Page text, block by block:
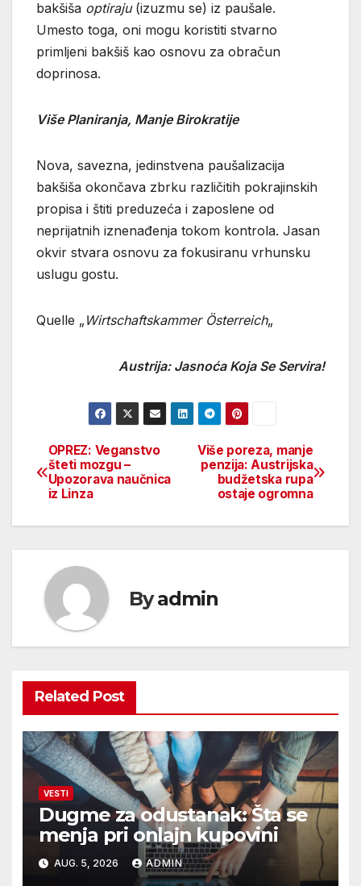
bakšiša optiraju(izuzmu se) iz paušale.
Umesto toga, oni mogu koristiti stvarno
primljeni bakšiš kao osnovu za obračun
doprinosa.
Više Planiranja, Manje Birokratije
Nova, savezna, jedinstvena paušalizacija
bakšiša okončava zbrku različitih pokrajinskih
propisa i štiti preduzeća i zaposlene od
neprijatnih iznenađenja tokom kontrola. Jasan
okvir stvara osnovu za fokusiranu vrhunsku
uslugu gostu.
Quelle „ Wirtschaftskammer Österreich„
Austrija: Jasnoća Koja Se Servira!
Beitragsnavigation
Više poreza, manje
penzija: Austrijska
budžetska rupa
ostaje ogromna
OPREZ: Veganstvo
šteti mozgu –
Upozorava naučnica
iz Linza
Byadmin
Related Post
VESTI
Dugme za odustanak: Šta se
menja pri onlajn kupovini
AUG. 5, 2026 ADMIN